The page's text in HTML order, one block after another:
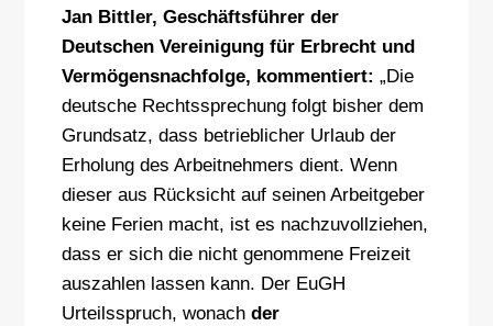
Jan Bittler, Geschäftsführer der
Deutschen Vereinigung für Erbrecht und
Vermögensnachfolge, kommentiert: „Die
deutsche Rechtssprechung folgt bisher dem
Grundsatz, dass betrieblicher Urlaub der
Erholung des Arbeitnehmers dient. Wenn
dieser aus Rücksicht auf seinen Arbeitgeber
keine Ferien macht, ist es nachzuvollziehen,
dass er sich die nicht genommene Freizeit
auszahlen lassen kann. Der EuGH
Urteilsspruch, wonach der